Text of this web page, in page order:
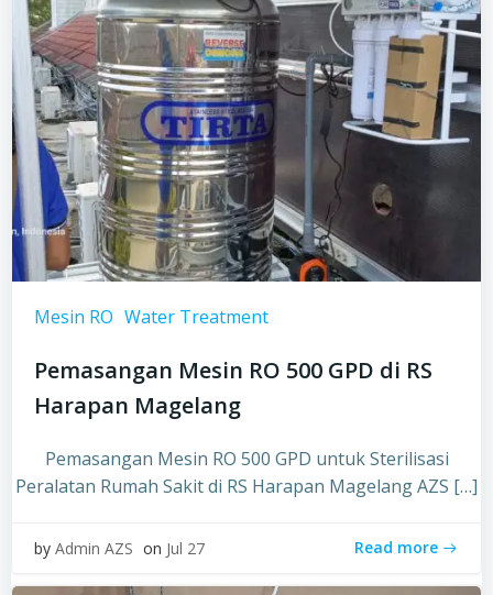
Mesin RO Water Treatment
Pemasangan Mesin RO 500 GPD di RS
Harapan Magelang
Pemasangan Mesin RO 500 GPD untuk Sterilisasi
Peralatan Rumah Sakit di RS Harapan Magelang AZS […]
by Admin AZS on Jul 27 Read more